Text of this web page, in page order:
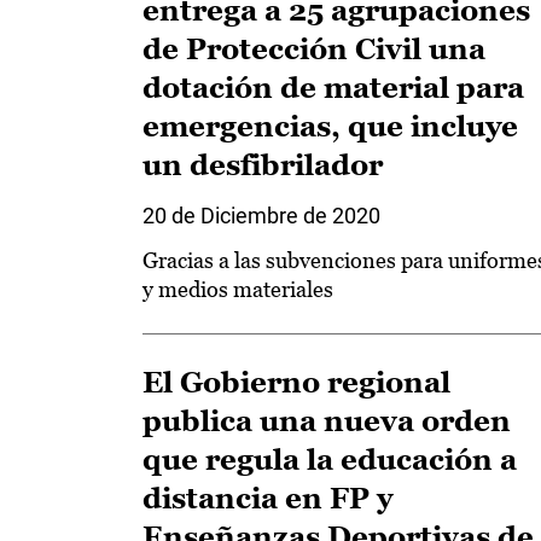
entrega a 25 agrupaciones
de Protección Civil una
dotación de material para
emergencias, que incluye
un desfibrilador
20 de Diciembre de 2020
Gracias a las subvenciones para
y medios materiales
El Gobierno regional
publica una nueva orden
que regula la educación a
distancia en FP y